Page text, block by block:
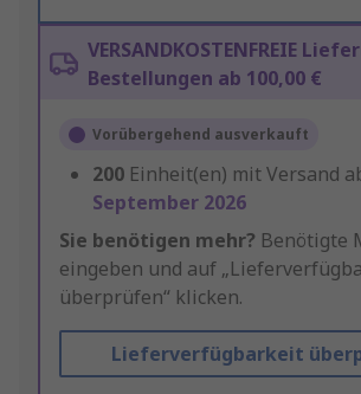
VERSANDKOSTENFREIE
Bestellungen ab 100,00 €
Vorübergehend ausverkauft
200 Einheit(en) mit Versand
September 2026
Sie benötigen mehr? Benötigte
eingeben und auf
überprüfen“ klicken.
Lieferverfügbarkeit